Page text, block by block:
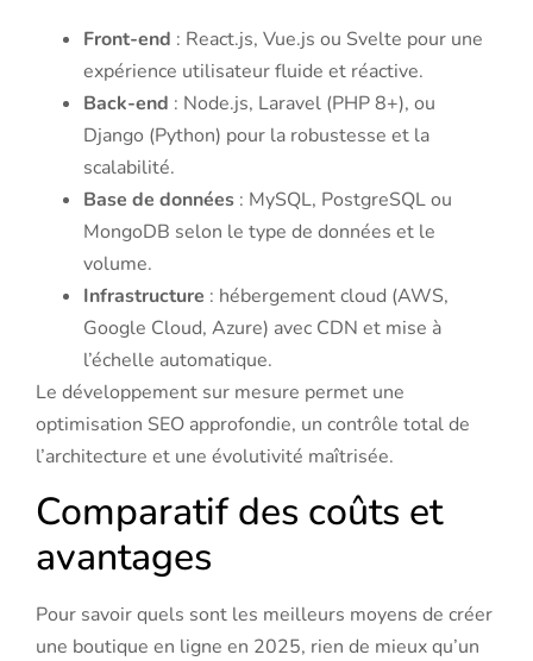
Front-end : React.js, Vue.js ou Svelte pour une
expérience utilisateur fluide et réactive.
Back-end : Node.js, Laravel (PHP 8+), ou
Django (Python) pour la robustesse et la
scalabilité.
Base de données : MySQL, PostgreSQL ou
MongoDB selon le type de données et le
volume.
Infrastructure : hébergement cloud (AWS,
Google Cloud, Azure) avec CDN et mise à
l’échelle automatique.
Le développement sur mesure permet une
optimisation SEO approfondie, un contrôle total de
l’architecture et une évolutivité maîtrisée.
Comparatif des coûts et
avantages
Pour savoir quels sont les meilleurs moyens de créer
une boutique en ligne en 2025, rien de mieux qu’un